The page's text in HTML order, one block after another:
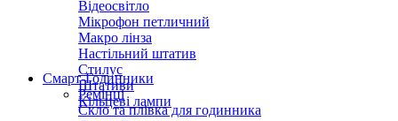
Відеосвітло
Мікрофон петличний
Макро лінза
Настільний штатив
Стилус
Штативи
Кільцеві лампи
Смарт-Годинники
Ремінці
Скло та плівка для годинника